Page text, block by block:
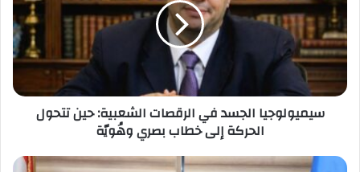
الرقصات
الشعبية:
حين
تتحول
إلى
خطابسيميولوجيا الجسد في الرقصات الشعبية: حين تتحول
الحركة إلى خطاب بصري وهُويّة
بالتزامن